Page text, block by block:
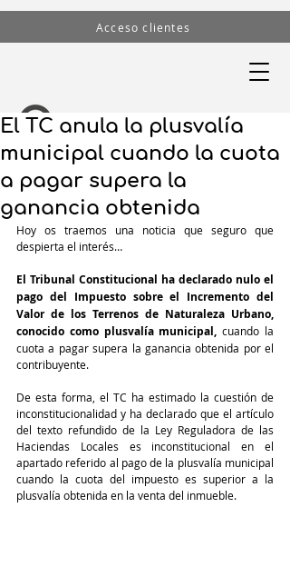
Acceso clientes
El TC anula la plusvalía
municipal cuando la cuota
a pagar supera la
ganancia obtenida
Hoy os traemos una noticia que seguro que
despierta el interés…
El Tribunal Constitucional ha declarado nulo el
pago del Impuesto sobre el Incremento del
Valor de los Terrenos de Naturaleza Urbano,
conocido como plusvalía municipal, cuando la
cuota a pagar supera la ganancia obtenida por el
contribuyente.
De esta forma, el TC ha estimado la cuestión de
inconstitucionalidad y ha declarado que el artículo
del texto refundido de la Ley Reguladora de las
Haciendas Locales es inconstitucional en el
apartado referido al pago de la plusvalía municipal
cuando la cuota del impuesto es superior a la
plusvalía obtenida en la venta del inmueble.